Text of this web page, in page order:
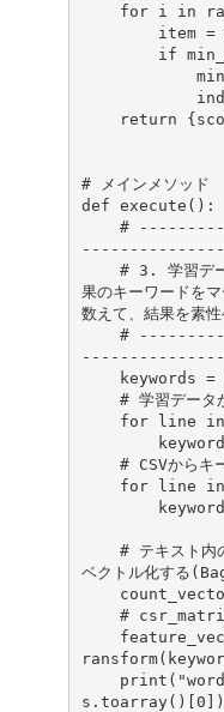
for
i in
item =
if
return
{
# メインメソッド
def execute ():
#
# 3. 学習デー
果のキーワードを
数えて、結果を素性
#
keywords =
# 学習データ
for
line in
# CSVからキ
for
line in
# テキスト内
ベクトル化する
#
ransform(
print (
s . toarray()[0